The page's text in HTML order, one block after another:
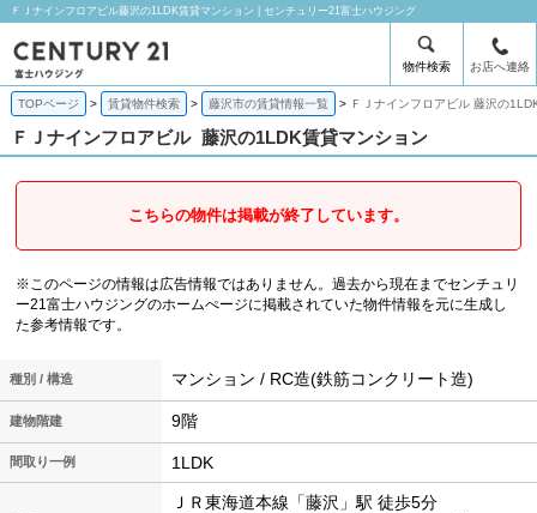
ＦＪナインフロアビル藤沢の1LDK賃貸マンション | センチュリー21富士ハウジング
物件検索 お店へ連絡
TOPページ 賃貸物件検索 藤沢市の賃貸情報一覧 ＦＪナインフロアビル 藤沢の
ＦＪナインフロアビル 藤沢の1LDK賃貸マンション
こちらの物件は掲載が終了しています。
※このページの情報は広告情報ではありません。過去から現在までセンチュリ
ー21富士ハウジングのホームぺージに掲載されていた物件情報を元に生成し
た参考情報です。
種別 / 構造 マンション / RC造(鉄筋コンクリート造)
建物階建 9階
間取り一例 1LDK
ＪＲ東海道本線「藤沢」駅 徒歩5分